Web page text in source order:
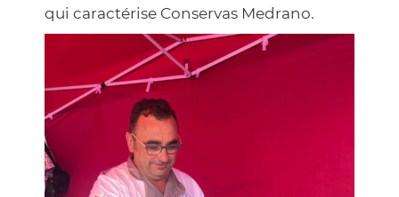
qui caractérise Conservas Medrano.